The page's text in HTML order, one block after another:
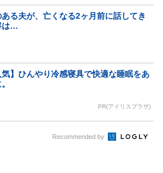
ある夫が、亡くなる2ヶ月前に話してき
は…
気】ひんやり冷感寝具で快適な睡眠をあ
PR(アイリスプラザ)
Recommended by